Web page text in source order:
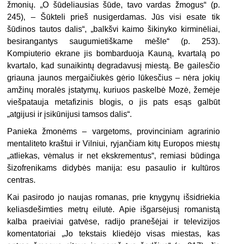
žmonių. „O šūdeliausias šūde, tavo vardas žmogus“ (p.
245), – Šūkteli prieš nusigerdamas. Jūs visi esate tik
šūdinos tautos dalis“, „balkšvi kaimo šikinyko kirminėliai,
besirangantys saugumietiškame mėšle“ (p. 253).
Kompiuterio ekrane jis bombarduoja Kauną, kvartalą po
kvartalo, kad sunaikintų degradavusį miestą. Be gailesčio
griauna jaunos mergaičiukės gėrio lūkesčius – nėra jokių
amžinų moralės įstatymų, kuriuos paskelbė Mozė, žemėje
viešpatauja metafizinis blogis, o jis pats esąs galbūt
„atgijusi ir įsikūnijusi tamsos dalis“.
Panieka žmonėms – vargetoms, provinciniam agrarinio
mentaliteto kraštui ir Vilniui, ryjančiam kitų Europos miestų
„atliekas, vėmalus ir net ekskrementus“, remiasi būdinga
šizofrenikams didybės manija: esu pasaulio ir kultūros
centras.
Kai pasirodo jo naujas romanas, prie knygynų išsidriekia
keliasdešimties metrų eilutė. Apie išgarsėjusį romanistą
kalba praeiviai gatvėse, radijo pranešėjai ir televizijos
komentatoriai „Jo tekstais kliedėjo visas miestas, kas